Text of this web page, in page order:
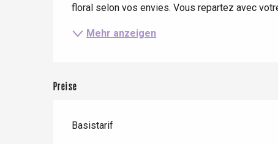
Unter Freunden
floral selon vos envies. Vous repartez avec
Mehr anzeigen
Preise
Basistarif